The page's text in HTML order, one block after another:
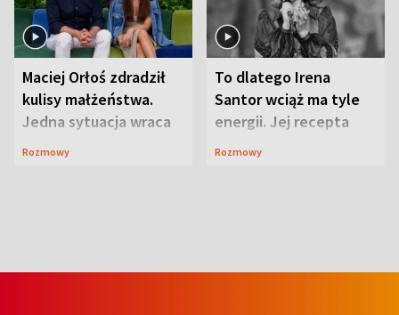
Maciej Orłoś zdradził
kulisy małżeństwa.
Jedna sytuacja wraca
jak bumerang
Rozmowy
To dlatego Irena
Santor wciąż ma tyle
energii. Jej recepta
jest zaskakująco
Rozmowy